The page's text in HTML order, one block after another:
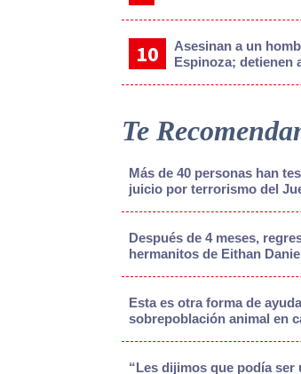
Asesinan a un
Espinoza; detienen
Te
Más de 40 personas han
juicio por terrorismo del
Después de 4 meses,
hermanitos de Eithan
Esta es otra forma de
sobrepoblación animal en
“Les dijimos que podía ser